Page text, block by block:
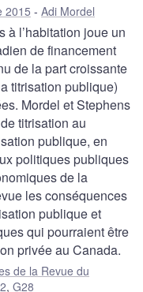
2015 Adi Mordel
à l’habitation joue un
de financement
de la part croissante
titrisation publique)
Mordel et Stephens
titrisation au
publique, en
politiques publiques
de la
les conséquences
publique et
qui pourraient être
privée au Canada.
de la Revue du
,G28